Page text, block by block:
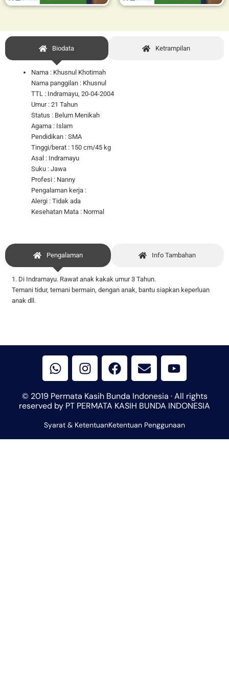
Biodata Ketrampilan
Nama : Khusnul Khotimah
Nama panggilan : Khusnul
TTL : Indramayu, 20-04-2004
Umur : 21 Tahun
Status : Belum Menikah
Agama : Islam
Pendidikan : SMA
Tinggi/berat : 150 cm/45 kg
Asal : Indramayu
Suku : Jawa
Profesi : Nanny
Pengalaman kerja :
Alergi : Tidak ada
Kesehatan Mata : Normal
Pengalaman Info Tambahan
1. Di Indramayu. Rawat anak kakak umur 3 Tahun.
Temani tidur, temani bermain, dengan anak, bantu siapkan keperluan
anak dll.
h
a
t
s
a
p
p
n
s
t
a
r
a
a
c
b
o
k
n
v
e
l
p
e
o
u
t
u
e
© 2019 Permata Kasih Bunda Indonesia · All rights
reserved by PT PERMATA KASIH BUNDA INDONESIA
Syarat & KetentuanKetentuan Penggunaan